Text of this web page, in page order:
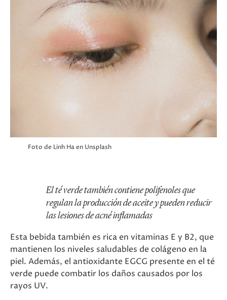
Foto de Linh Ha en Unsplash
El té verde también contiene polifenoles que
regulan la producción de aceite y pueden reducir
las lesiones de acné inflamadas
Esta bebida también es rica en vitaminas E y B2, que
mantienen los niveles saludables de colágeno en la
piel. Además, el antioxidante EGCG presente en el té
verde puede combatir los daños causados por los
rayos UV.